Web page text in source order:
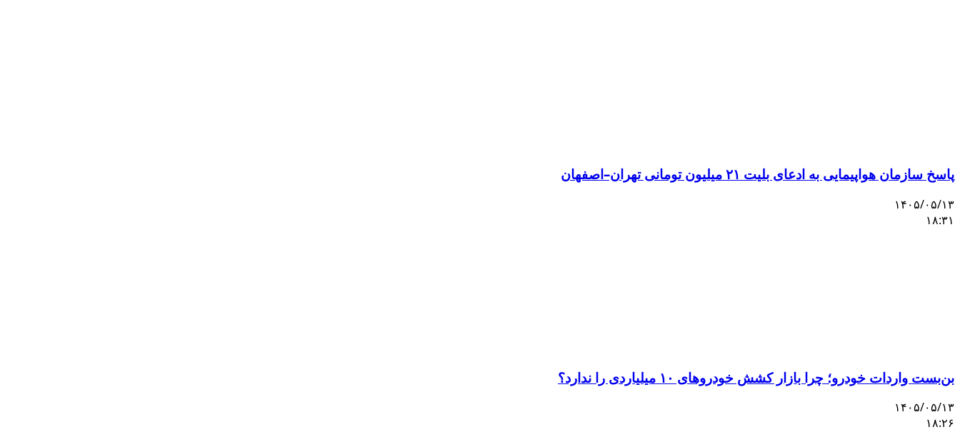
پاسخ سازمان هواپیمایی به ادعای بلیت ۲۱ میلیون تومانی تهران–اصفهان
۱۴۰۵/۰۵/۱۳
۱۸:۳۱
بن‌بست واردات خودرو؛ چرا بازار کشش خودروهای ۱۰ میلیاردی را ندارد؟
۱۴۰۵/۰۵/۱۳
۱۸:۲۶